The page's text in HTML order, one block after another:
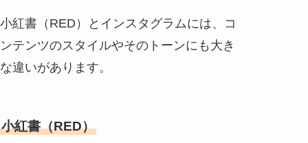
小紅書（RED）とインスタグラムには、コ
ンテンツのスタイルやそのトーンにも大き
な違いがあります。
小紅書（RED）